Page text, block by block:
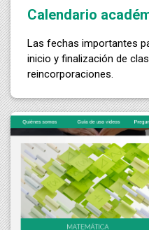
Calendario
Las fechas importantes
inicio y finalización de
reincorporaciones.